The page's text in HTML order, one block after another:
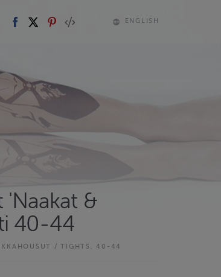
ENGLISH
'Naakat &
40-44
/ TIGHTS, 40-44